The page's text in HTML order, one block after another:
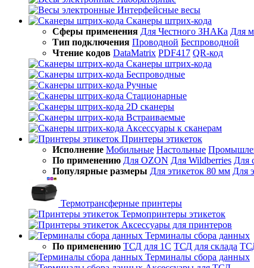
Интерфейсные весы
Сканеры штрих-кода
Сферы применения Для Честного ЗНАКа Для
Тип подключения Проводной Беспроводной
Чтение кодов DataMatrix PDF417 QR-код
Сканеры штрих-кода
Беспроводные
Ручные
Стационарные
2D сканеры
Встраиваемые
Аксессуары к сканерам
Принтеры этикеток
Исполнение Мобильные Настольные
По применению Для OZON Для Wildberries Для
Популярные размеры Для этикеток 80 мм Для
Термотрансферные принтеры
Термопринтеры этикеток
Аксессуары для принтеров
Терминалы сбора данных
По применению ТСД для 1С ТСД для склада
Терминалы сбора данных